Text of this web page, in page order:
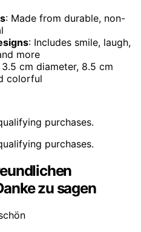
: Made from durable, non-
: Includes smile, laugh,
more
3.5 cm diameter, 8.5 cm
colorful
purchases.
purchases.
zu sagen